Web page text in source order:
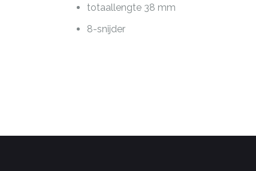
totaallengte 38 mm
8-snijder